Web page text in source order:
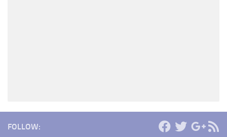
FOLLOW: